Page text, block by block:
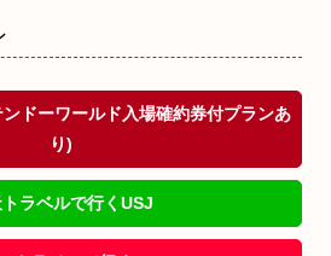
ドーワールド入場確約券付プランあ
り)
ラベルで行くUSJ